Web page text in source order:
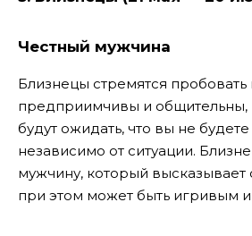
Честный мужчина
Близнецы стремятся
предприимчивы и общительны,
будут ожидать, что вы не будете
независимо от ситуации.
мужчину, который высказывает
при этом может быть игривым